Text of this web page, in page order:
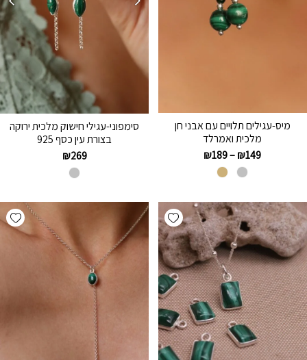
מיס-עגילים תלויים עם אבני חן
מלכית ואמרלד
₪149
–
₪189
סימפוני-עגילי חישוק מלכית ירוקה
בצורת עין כסף 925
₪269
Add wishlist